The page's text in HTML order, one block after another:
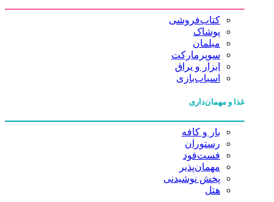
کتاب‌فروشی
پوشاک
مبلمان
سوپرمارکت
ابزار و یراق
اسباب‌بازی
غذا و مهمان‌داری
بار و کافه
رستوران
فست‌فود
مهمان‌پذیر
پخش نوشیدنی
هتل